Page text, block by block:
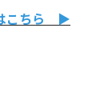
こちら ▶